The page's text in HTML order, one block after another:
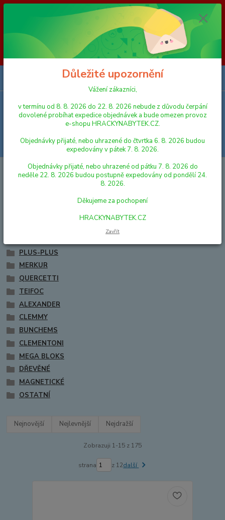
Vážení zákazníci, v termínu od 8. 8. 2026 do 23. 8. 2026 nebude z
důvodu čerpání dovolené probíhat expedice objednávek a bude omezen
provoz e-shopu HRACKYNABYTEK.CZ. Objednávky přijaté, nebo
uhrazené do čtvrtka 6. 8. 2026 budou expedovány v pátek 7. 8. 2026.
Objednávky přijaté, nebo uhrazené od pátku 7. 8. 2026 do neděle 23. 8.
2026 budou postupně expedovány od pondělí 24. 8. 2026. Děkujeme za
pochopení HRACKYNABYTEK.CZ
Menu
Hledat
STAVEBNICE
PLUS-PLUS
MERKUR
QUERCETTI
TEIFOC
ALEXANDER
CLEMMY
BUNCHEMS
CLEMENTONI
MEGA BLOKS
DŘEVĚNÉ
MAGNETICKÉ
OSTATNÍ
Nejnovější Nejlevnější Nejdražší
Zobrazuji 1-15 z 175
strana z 12další
Důležité upozornění
Vážení zákazníci,
v termínu od 8. 8. 2026 do 22. 8. 2026 nebude z důvodu čerpání
dovolené probíhat expedice objednávek a bude omezen provoz
e-shopu HRACKYNABYTEK.CZ.
Objednávky přijaté, nebo uhrazené do čtvrtka 6. 8. 2026 budou
expedovány v pátek 7. 8. 2026.
Objednávky přijaté, nebo uhrazené od pátku 7. 8. 2026 do
neděle 22. 8. 2026 budou postupně expedovány od pondělí 24.
8. 2026.
Děkujeme za pochopení
HRACKYNABYTEK.CZ
Zavřít